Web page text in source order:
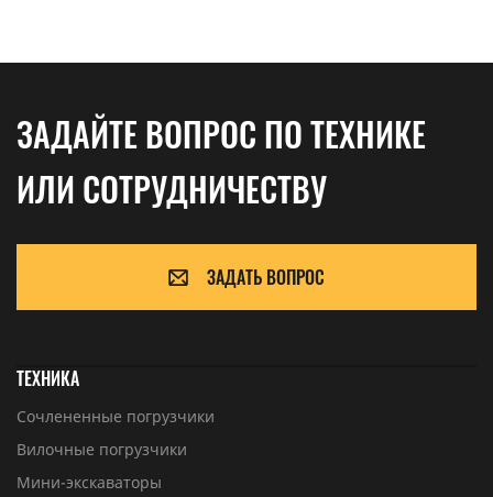
ЗАДАЙТЕ ВОПРОС ПО ТЕХНИКЕ
ИЛИ СОТРУДНИЧЕСТВУ
ЗАДАТЬ ВОПРОС
ТЕХНИКА
Сочлененные погрузчики
Вилочные погрузчики
Мини-экскаваторы